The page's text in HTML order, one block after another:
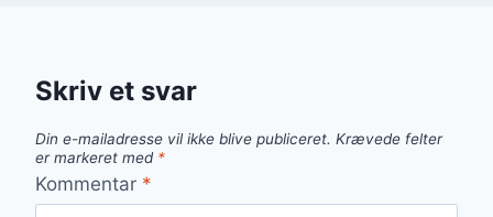
Skriv et svar
Din e-mailadresse vil ikke blive publiceret. Krævede felter
er markeret med *
Kommentar *